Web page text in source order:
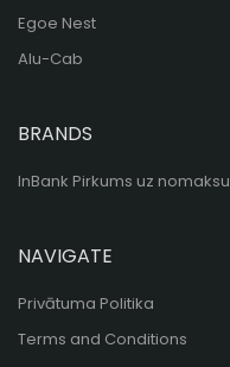
Egoe Nest
Alu-Cab
BRANDS
InBank Pirkums uz nomaksu
NAVIGATE
Privātuma Politika
Terms and Conditions